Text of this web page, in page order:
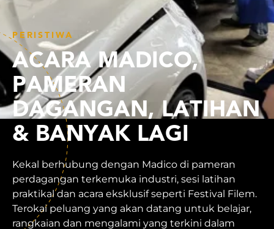
PERISTIWA
ACARA MADICO,
PAMERAN
DAGANGAN, LATIHAN
& BANYAK LAGI
Kekal berhubung dengan Madico di pameran
perdagangan terkemuka industri, sesi latihan
praktikal dan acara eksklusif seperti Festival Filem.
Terokai peluang yang akan datang untuk belajar,
rangkaian dan mengalami yang terkini dalam